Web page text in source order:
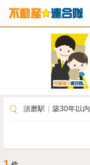
須磨駅 築30年以内